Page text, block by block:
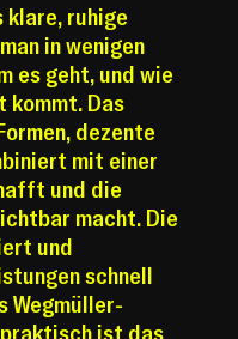
klare, ruhige
in wenigen
es geht, und wie
kommt. Das
dezente
mit einer
und die
macht. Die
und
schnell
Wegmüller-
ist das